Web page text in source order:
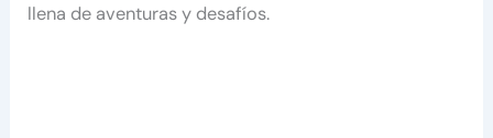
llena de aventuras y desafíos.